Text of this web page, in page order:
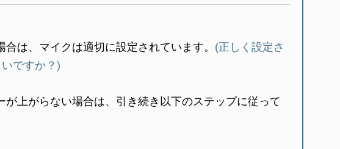
は、マイクは適切に設定されています。 (正しく設定さ
ですか？)
上がらない場合は、引き続き以下のステップに従って